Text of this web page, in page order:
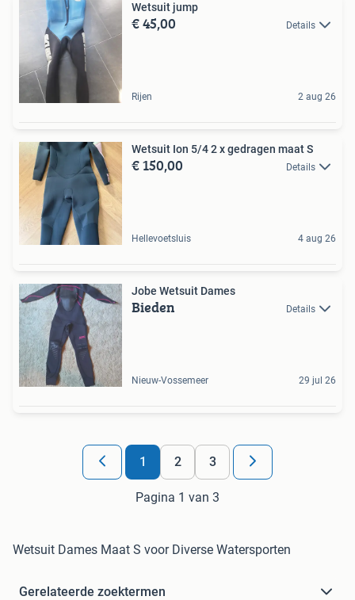
Wetsuit jump
€ 45,00 Details
Rijen 2 aug 26
Wetsuit Ion 5/4 2 x gedragen maat S
€ 150,00 Details
Hellevoetsluis 4 aug 26
Jobe Wetsuit Dames
Bieden Details
Nieuw-Vossemeer 29 jul 26
1 2 3
Pagina 1 van 3
Wetsuit Dames Maat S voor Diverse Watersporten
Gerelateerde zoektermen